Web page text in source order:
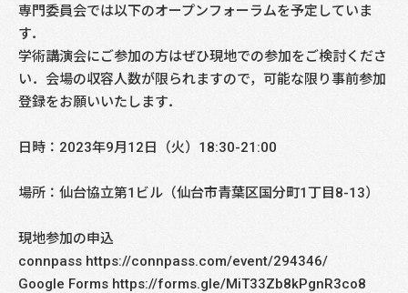
専門委員会では以下のオープンフォーラムを予定していま
す．
学術講演会にご参加の方はぜひ現地での参加をご検討くださ
い．会場の収容人数が限られますので，可能な限り事前参加
登録をお願いいたします．
日時：2023年9月12日（火）18:30-21:00
場所：仙台協立第1ビル（仙台市青葉区国分町1丁目8-13）
現地参加の申込
connpass https://connpass.com/event/294346/
Google Forms https://forms.gle/MiT33Zb8kPgnR3co8